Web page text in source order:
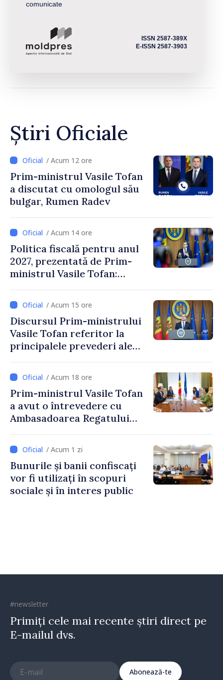
comunicate
ISSN 2587-389X
E-ISSN 2587-3903
Știri Oficiale
/ Acum 12 ore
Prim-ministrul Vasile Tofan
a discutat cu omologul său
bulgar, Rumen Radev
/ Acum 14 ore
Politica fiscală pentru anul
2027, prezentată de Prim-
ministrul Vasile Tofan:
stimularea investițiilor și o
taxare mai echitabilă
/ Acum 15 ore
Discursul Prim-ministrului
Vasile Tofan referitor la
principalele prevederi ale
2027
/ Acum 18 ore
Prim-ministrul Vasile Tofan
a avut o întrevedere cu
Ambasadoarea Regatului
Irlandei de Nord, Fern
Horine / Acum 1 zi
Bunurile și banii confiscați
vor fi utilizați în scopuri
sociale și în interes public
#newsletter
Primiți cele mai recente știri direct pe
E-mailul dvs.
Abonează-te